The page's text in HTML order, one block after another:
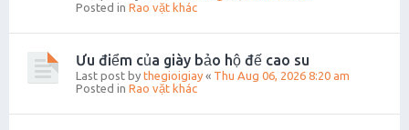
Posted in Rao vặt khác
Ưu điểm của giày bảo hộ đế cao su
Last post by thegioigiay « Thu Aug 06, 2026 8:20 am
Posted in Rao vặt khác